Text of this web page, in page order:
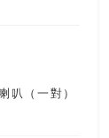
（一對）